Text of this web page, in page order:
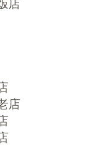
店
店